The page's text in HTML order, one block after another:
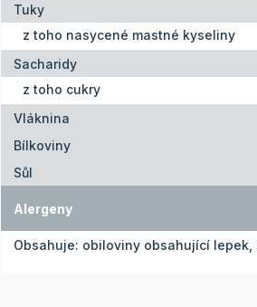
Tuky
z toho nasycené mastné kyseliny
Sacharidy
z toho cukry
Vláknina
Bílkoviny
Sůl
Alergeny
Obsahuje: obiloviny obsahující lepek,